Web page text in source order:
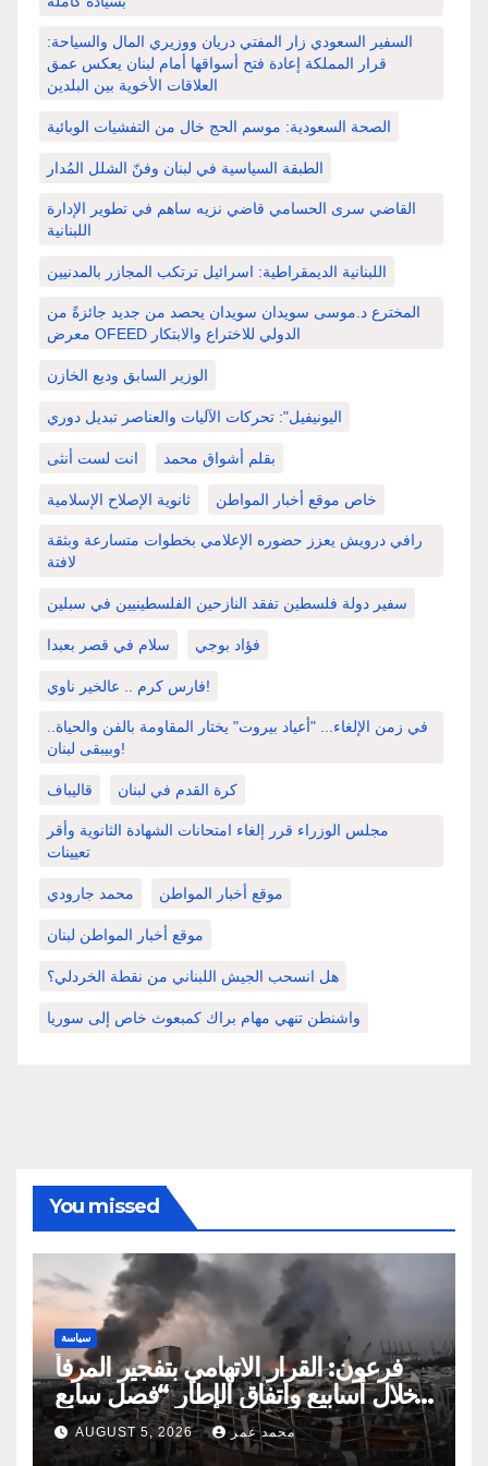
السفير السعودي زار المفتي دريان ووزيري المال والسياحة:
قرار المملكة إعادة فتح أسواقها أمام لبنان يعكس عمق
العلاقات الأخوية بين البلدين
الصحة السعودية: موسم الحج خال من التفشيات الوبائية
الطبقة السياسية في لبنان وفنّ الشلل المُدار
القاضي سرى الحسامي قاضي نزيه ساهم في تطوير الإدارة
اللبنانية
اللبنانية الديمقراطية: اسرائيل ترتكب المجازر بالمدنيين
المخترع د.موسى سويدان سويدان يحصد من جديد جائزةً من
معرض OFEED الدولي للاختراع والابتكار
الوزير السابق وديع الخازن
اليونيفيل": تحركات الآليات والعناصر تبديل دوري
انت لست أنثى بقلم أشواق محمد
ثانوية الإصلاح الإسلامية خاص موقع أخبار المواطن
رافي درويش يعزز حضوره الإعلامي بخطوات متسارعة وبثقة
لافتة
سفير دولة فلسطين تفقد النازحين الفلسطينيين في سبلين
سلام في قصر بعبدا فؤاد بوجي
فارس كرم .. عالخير ناوي!
في زمن الإلغاء... "أعياد بيروت" يختار المقاومة بالفن والحياة..
وبيبقى لبنان!
قاليباف كرة القدم في لبنان
مجلس الوزراء قرر إلغاء امتحانات الشهادة الثانوية وأقر
تعيينات
محمد جارودي موقع أخبار المواطن
موقع أخبار المواطن لبنان
هل انسحب الجيش اللبناني من نقطة الخردلي؟
واشنطن تنهي مهام براك كمبعوث خاص إلى سوريا
You missed
سياسة
فرعون: القرار الاتهامي بتفجير المرفأ
خلال أسابيع واتفاق الإطار “فصل سابع
ونصف”
AUGUST 5, 2026 محمد عمر